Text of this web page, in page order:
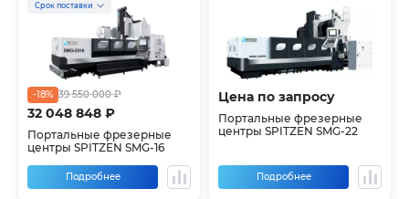
Срок поставки
32 048 848 ₽
39 550 000 ₽
-18%
Портальные фрезерные
центры SPITZEN SMG-16
Подробнее
Цена по запросу
Портальные фрезерные
центры SPITZEN SMG-22
Подробнее